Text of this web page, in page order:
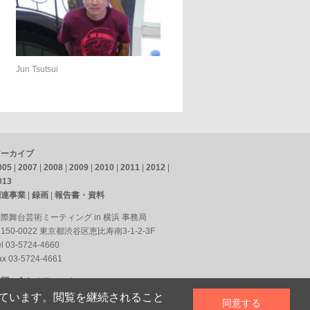
Jun Tsutsui
カイブ
| 2007 2008| 2009| 2010 2011| 2012
事業| 録画| 報告書・資料
舞台芸術ミーティング in 横浜 事務局
0022 東京都渋谷区恵比寿南3-1-2-3F
03-5724-4660
03-5724-4661
い合わせフォーム
います。閲覧を継続されること 同意する